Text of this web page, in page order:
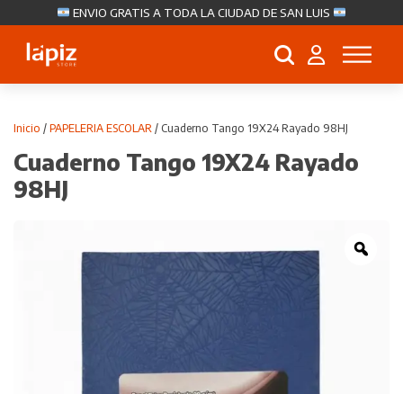
ENVIO GRATIS A TODA LA CIUDAD DE SAN LUIS
Búsqueda
Inicio / PAPELERIA ESCOLAR / Cuaderno Tango 19X24 Rayado 98HJ
Cuaderno Tango 19X24 Rayado
98HJ